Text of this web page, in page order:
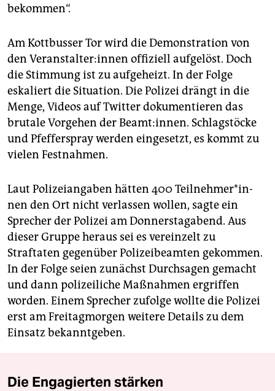
bekommen“.
Am Kottbusser Tor wird die Demonstration von
den Ver­an­stal­te­r:in­nen offiziell aufgelöst. Doch
die Stimmung ist zu aufgeheizt. In der Folge
eskaliert die Situation. Die Polizei drängt in die
Menge, Videos auf Twitter dokumentieren das
brutale Vorgehen der Beamt:innen. Schlagstöcke
und Pfefferspray werden eingesetzt, es kommt zu
vielen Festnahmen.
Laut Polizeiangaben hätten 400 Teil­neh­me­r*in­
nen den Ort nicht verlassen wollen, sagte ein
Sprecher der Polizei am Donnerstagabend. Aus
dieser Gruppe heraus sei es vereinzelt zu
Straftaten gegenüber Polizeibeamten gekommen.
In der Folge seien zunächst Durchsagen gemacht
und dann polizeiliche Maßnahmen ergriffen
worden. Einem Sprecher zufolge wollte die Polizei
erst am Freitagmorgen weitere Details zu dem
Einsatz bekanntgeben.
Die Engagierten stärken